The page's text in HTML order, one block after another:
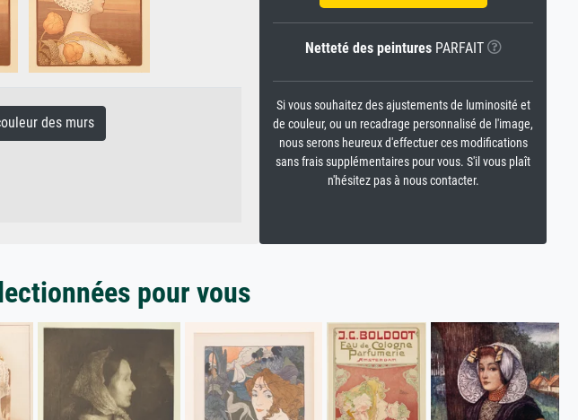
des murs
Netteté des peinturesPARFAIT
Si vous souhaitez des ajustements de luminosité et
de couleur, ou un recadrage personnalisé de l'image,
nous serons heureux d'effectuer ces modifications
sans frais supplémentaires pour vous. S'il vous plaît
n'hésitez pas à nous contacter.
pour vous